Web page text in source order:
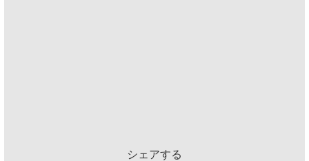
シェアする